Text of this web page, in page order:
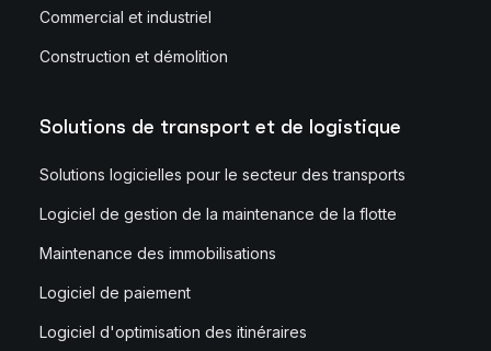
Commercial et industriel
Construction et démolition
Solutions de transport et de logistique
Solutions logicielles pour le secteur des transports
Logiciel de gestion de la maintenance de la flotte
Maintenance des immobilisations
Logiciel de paiement
Logiciel d'optimisation des itinéraires